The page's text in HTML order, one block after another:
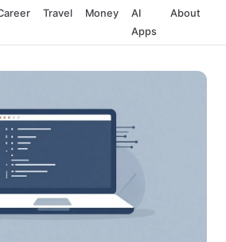
Travel Money
AI
Apps
About